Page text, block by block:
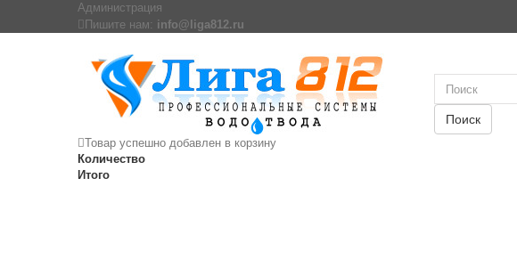
Администрация
Пишите нам: info@liga812.ru
Поиск
Товар успешно добавлен в корзину
Количество
Итого